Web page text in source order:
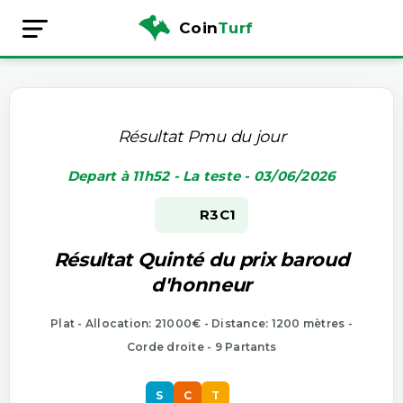
CoinTurf
Résultat Pmu du jour
Depart à 11h52 - La teste - 03/06/2026
R3C1
Résultat Quinté du prix baroud
d'honneur
Plat - Allocation: 21000€ - Distance: 1200 mètres -
Corde droite - 9 Partants
S C T